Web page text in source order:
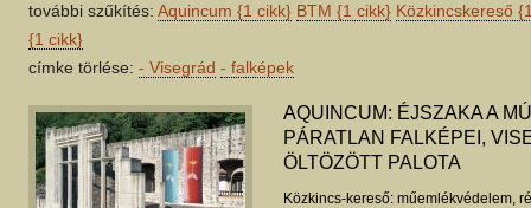
további szűkítés: Aquincum {1 cikk} BTM {1 cikk} Közkincskereső
{1 cikk}
címke törlése: - Visegrád - falképek
AQUINCUM: ÉJSZAKA A
PÁRATLAN FALKÉPEI,
ÖLTÖZÖTT PALOTA
Közkincs-kereső: műemlékvédelem,